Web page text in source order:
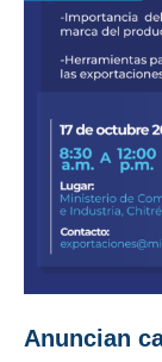
Anuncian